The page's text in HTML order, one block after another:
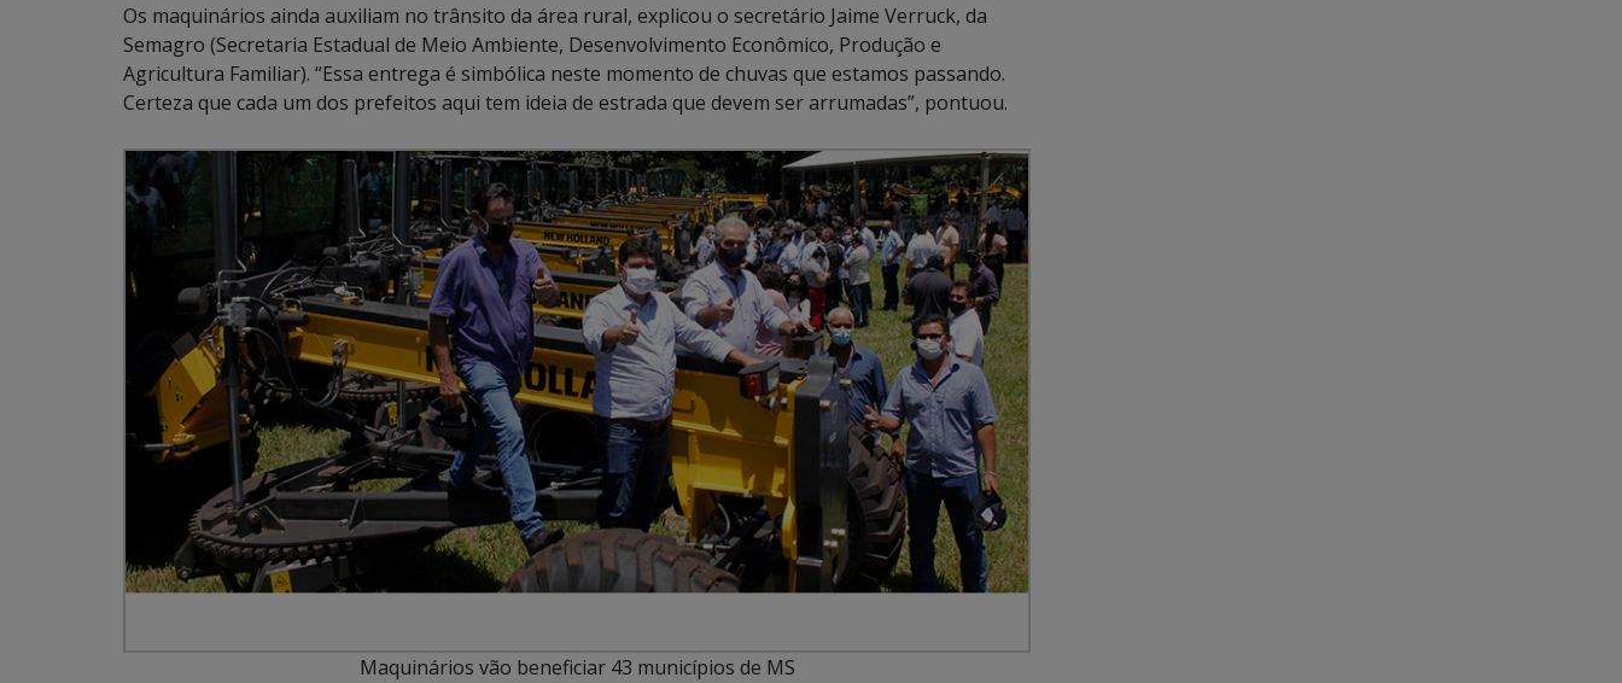
Os maquinários ainda auxiliam no trânsito da área rural, explicou o secretário Jaime Verruck, da
Semagro (Secretaria Estadual de Meio Ambiente, Desenvolvimento Econômico, Produção e
Agricultura Familiar). “Essa entrega é simbólica neste momento de chuvas que estamos passando.
Certeza que cada um dos prefeitos aqui tem ideia de estrada que devem ser arrumadas”, pontuou.
Maquinários vão beneficiar 43 municípios de MS